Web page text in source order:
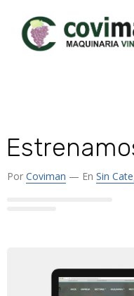
Por Coviman — En Sin